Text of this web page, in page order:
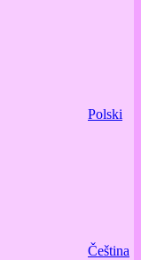
Polski
Čeština